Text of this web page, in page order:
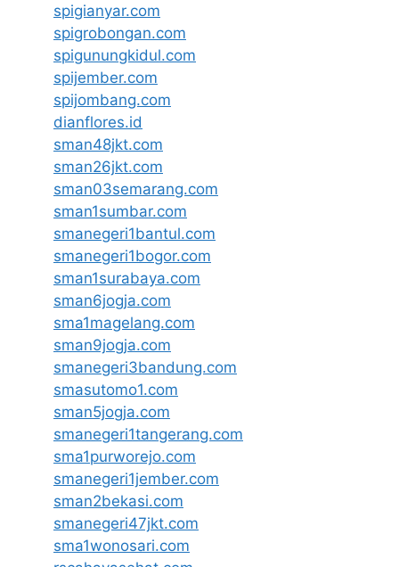
spigianyar.com
spigrobongan.com
spigunungkidul.com
spijember.com
spijombang.com
dianflores.id
sman48jkt.com
sman26jkt.com
sman03semarang.com
sman1sumbar.com
smanegeri1bantul.com
smanegeri1bogor.com
sman1surabaya.com
sman6jogja.com
sma1magelang.com
sman9jogja.com
smanegeri3bandung.com
smasutomo1.com
sman5jogja.com
smanegeri1tangerang.com
sma1purworejo.com
smanegeri1jember.com
sman2bekasi.com
smanegeri47jkt.com
sma1wonosari.com